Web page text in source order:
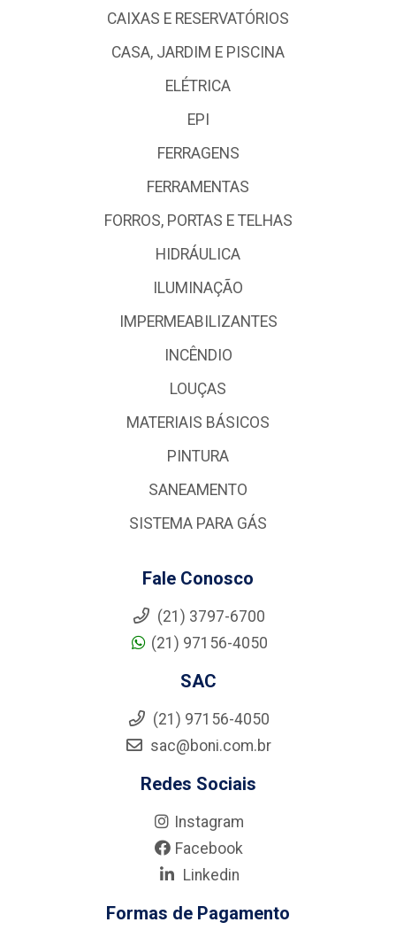
CAIXAS E RESERVATÓRIOS
CASA, JARDIM E PISCINA
ELÉTRICA
EPI
FERRAGENS
FERRAMENTAS
FORROS, PORTAS E TELHAS
HIDRÁULICA
ILUMINAÇÃO
IMPERMEABILIZANTES
INCÊNDIO
LOUÇAS
MATERIAIS BÁSICOS
PINTURA
SANEAMENTO
SISTEMA PARA GÁS
Fale Conosco
(21) 3797-6700
(21) 97156-4050
SAC
(21) 97156-4050
sac@boni.com.br
Redes Sociais
Instagram
Facebook
Linkedin
Formas de Pagamento